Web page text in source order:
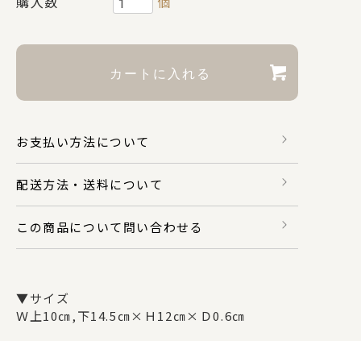
バッグ
マスク関係
その他
お支払い方法について
配送方法・送料について
この商品について問い合わせる
▼サイズ
Ｗ上10㎝,下14.5㎝×Ｈ12㎝×Ｄ0.6㎝